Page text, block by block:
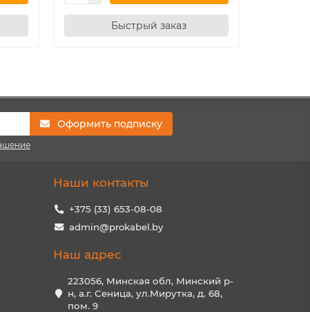
Быстрый заказ
Оформить подписку
Наши контакты
+375 (33) 653-08-08
admin@prokabel.by
Наш адрес
223056, Минская обл, Минский р-
н, а.г. Сеница, ул.Мирутка, д. 68,
пом. 9